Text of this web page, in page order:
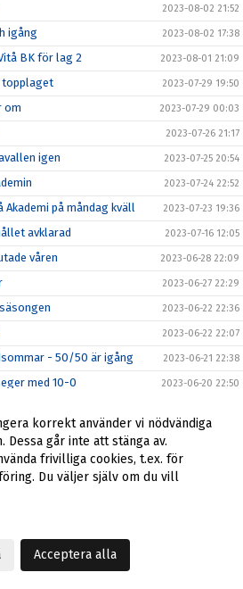
2023-08-02 21:52
igång 2023-08-02 17:38
BK för lag 2 2023-08-01 21:09
topplaget 2023-07-29 19:50
om 2023-07-29 00:03
2023-07-26 21:17
igen 2023-07-25 20:54
2023-07-24 22:52
på måndag kväll 2023-07-23 19:36
avklarad 2023-07-16 12:05
våren 2023-06-28 22:09
2023-06-27 22:29
2023-06-22 22:36
2023-06-22 22:07
- 50/50 är igång 2023-06-21 22:38
med 10-0 2023-06-20 22:50
i ”Midsommar 50/50” 2023-06-18 22:21
2023-06-17 15:39
mittpunkt? 2023-06-16 22:11
korrekt använder vi nödvändiga
Dessa går inte att stänga av.
frivilliga cookies, t.ex. för
Du väljer själv om du vill
Acceptera alla